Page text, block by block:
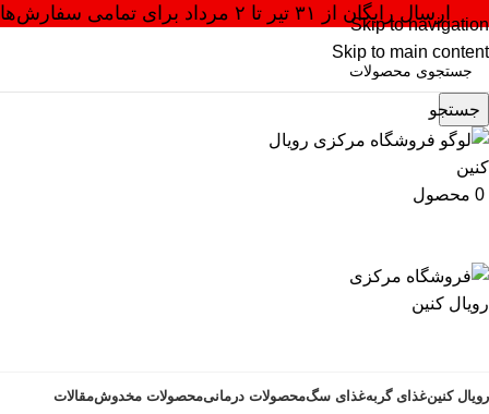
Skip to navigation
Skip to main content
ارسال رایگان از ۳۱ تیر تا ۲ مرداد برای تمامی سفارش‌ها
جستجو
0 محصول
رویال کنینغذای گربهغذای سگمحصولات درمانیمحصولات مخدوشمقالات